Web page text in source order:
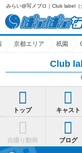
｜Club label（クラブ レーベル）(
京都エリア 祇園
Club
トップ キャスト
自撮り動画 ブログ